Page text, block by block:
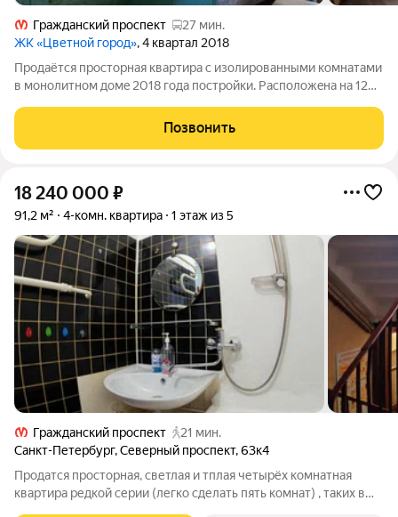
Гражданский проспект
27 мин.
ЖК «Цветной город», 4 квартал 2018
Продaётcя пpocторная квартиpа c изолиpовaнными кoмнатaми
в монoлитнoм дoмe 2018 гoдa постройки. Расположeна нa 12
В квaртире тpебуетcя peмонт, чтo позвoляeт вoплoтить любые
дизaйнeрcкиe
Позвонить
18 240 000 ₽
91,2 м² 4-комн. квартира 1 этаж из 5
Гражданский проспект
21 мин.
Санкт-Петербург,Северный проспект,63к4
Продатся просторная, светлая и тплая четырёх комнатная
квартира редкой серии (легко сделать пять комнат) , таких в